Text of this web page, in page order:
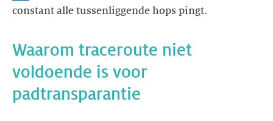
constant alle tussenliggende hops pingt.
Waarom traceroute niet
voldoende is voor
padtransparantie